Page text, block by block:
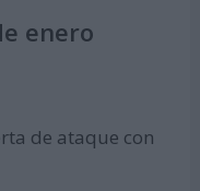
enero
de ataque con